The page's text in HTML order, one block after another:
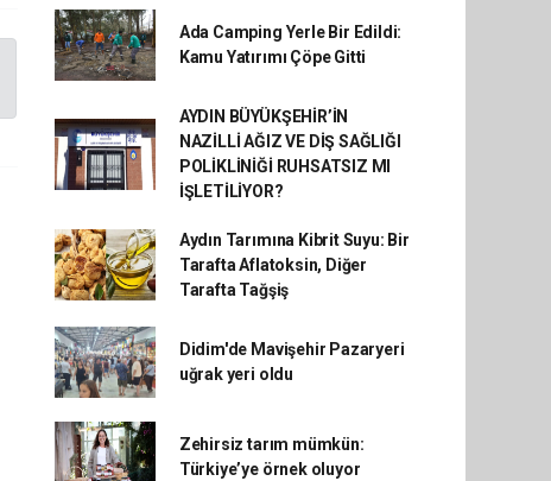
Ada Camping Yerle Bir Edildi:
Kamu Yatırımı Çöpe Gitti
AYDIN BÜYÜKŞEHİR’İN
NAZİLLİ AĞIZ VE DİŞ SAĞLIĞI
POLİKLİNİĞİ RUHSATSIZ MI
İŞLETİLİYOR?
Aydın Tarımına Kibrit Suyu: Bir
Tarafta Aflatoksin, Diğer
Tarafta Tağşiş
Didim'de Mavişehir Pazaryeri
uğrak yeri oldu
Zehirsiz tarım mümkün:
Türkiye’ye örnek oluyor